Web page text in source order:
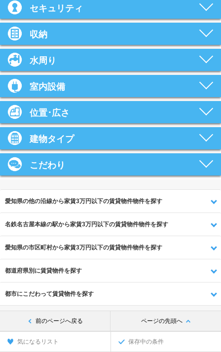
セキュリティ
収納
水周り
室内設備
位置･広さ
建物タイプ
こだわり
愛知県の他の沿線から家賃3万円以下の賃貸物件物件を探す
名鉄名古屋本線の駅から家賃3万円以下の賃貸物件物件を探す
愛知県の市区町村から家賃3万円以下の賃貸物件物件を探す
都道府県別に賃貸物件を探す
都市にこだわって賃貸物件を探す
前のページへ戻る ページの先頭へ
気になるリスト 保存中の条件